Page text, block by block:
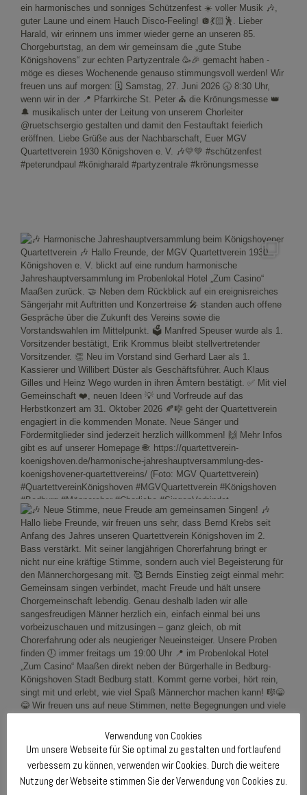
Verwendung von Cookies
Um unsere Webseite für Sie optimal zu gestalten und fortlaufend
verbessern zu können, verwenden wir Cookies. Durch die weitere
Nutzung der Webseite stimmen Sie der Verwendung von Cookies zu.